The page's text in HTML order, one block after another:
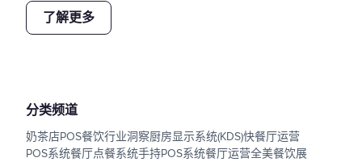
了解更多
分类频道
奶茶店POS餐饮行业洞察厨房显示系统(KDS)快餐厅运营
POS系统餐厅点餐系统手持POS系统餐厅运营全美餐饮展